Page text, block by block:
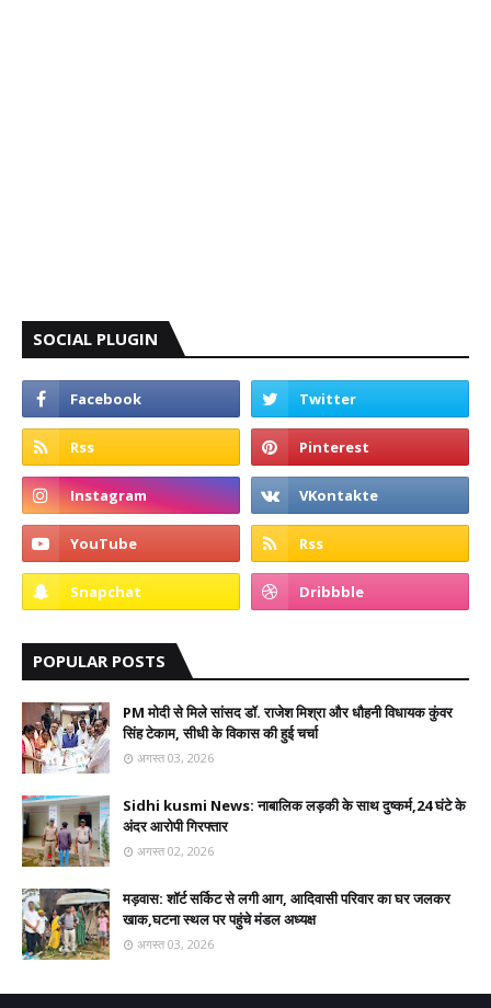
SOCIAL PLUGIN
POPULAR POSTS
PM मोदी से मिले सांसद डॉ. राजेश मिश्रा और धौहनी विधायक कुंवर
सिंह टेकाम, सीधी के विकास की हुई चर्चा
अगस्त 03, 2026
Sidhi kusmi News: नाबालिक लड़की के साथ दुष्कर्म,24 घंटे के
अंदर आरोपी गिरफ्तार
अगस्त 02, 2026
मड़वास: शॉर्ट सर्किट से लगी आग, आदिवासी परिवार का घर जलकर
खाक,घटना स्थल पर पहुंचे मंडल अध्यक्ष
अगस्त 03, 2026